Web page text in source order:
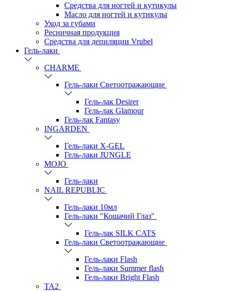
Средства для ногтей и кутикулы
Масло для ногтей и кутикулы
Уход за губами
Ресничная продукция
Средства для депиляции Vrubel
Гель-лаки
СHARME
Гель-лаки Светоотражающие
Гель-лак Desirer
Гель-лак Glamour
Гель-лак Fantasy
INGARDEN
Гель-лаки Х-GEL
Гель-лаки JUNGLE
MOJO
Гель-лаки
NAIL REPUBLIC
Гель-лаки 10мл
Гель-лаки "Кошачий Глаз"
Гель-лак SILK CATS
Гель-лаки Светоотражающие
Гель-лаки Flash
Гель-лаки Summer flash
Гель-лаки Bright Flash
TA2